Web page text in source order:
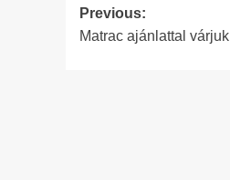
Post
navigation
Previous:
Matrac ajánlattal várjuk